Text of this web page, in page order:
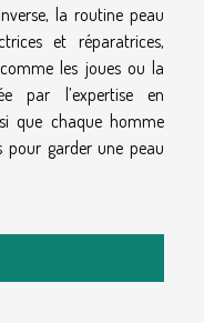
la routine peau
et réparatrices,
les joues ou la
par l’expertise en
que chaque homme
pour garder une peau